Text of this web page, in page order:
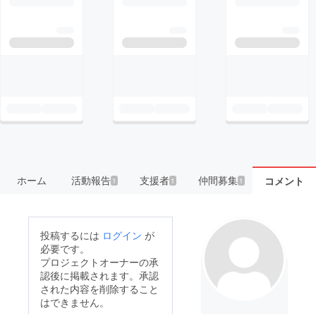
ホーム 活動報告1 支援者 1 仲間募集 1 コメント
投稿するには ログイン が
必要です。
プロジェクトオーナーの承
認後に掲載されます。承認
された内容を削除すること
はできません。